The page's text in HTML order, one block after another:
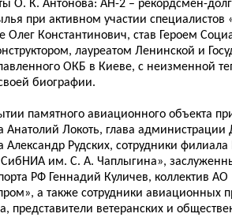
О. К. Антонова: АН-2 – рекордсмен-
при активном участии
Константинович, став Героем
лауреатом Ленинской и
ОКБ в Киеве, с неизменной
биографии.
памятного авиационного объекта
Анатолий Локоть, глава администрации
Александр Рудских, сотрудники
им. С. А. Чаплыгина»,
РФ Геннадий Куличев, коллектив АО
а также сотрудники авиационных
представители ветеранских и